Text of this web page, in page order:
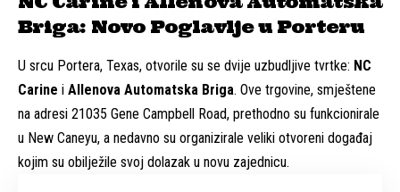
Briga: Novo Poglavlje u Porteru
U srcu Portera, Texas, otvorile su se dvije uzbudljive tvrtke: NC
Carine i Allenova Automatska Briga. Ove trgovine, smještene
na adresi 21035 Gene Campbell Road, prethodno su funkcionirale
u New Caneyu, a nedavno su organizirale veliki otvoreni događaj
kojim su obilježile svoj dolazak u novu zajednicu.